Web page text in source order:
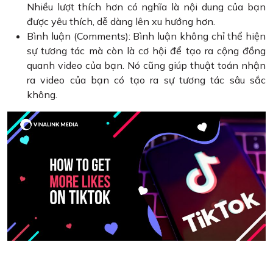
Nhiều lượt thích hơn có nghĩa là nội dung của bạn
được yêu thích, dễ dàng lên xu hướng hơn.
Bình luận (Comments): Bình luận không chỉ thể hiện
sự tương tác mà còn là cơ hội để tạo ra cộng đồng
quanh video của bạn. Nó cũng giúp thuật toán nhận
ra video của bạn có tạo ra sự tương tác sâu sắc
không.